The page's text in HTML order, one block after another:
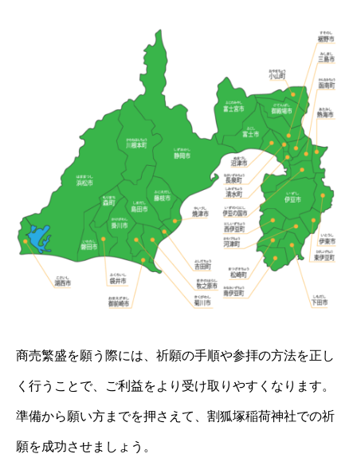
商売繁盛を願う際には、祈願の手順や参拝の方法を正し
く行うことで、ご利益をより受け取りやすくなります。
準備から願い方までを押さえて、割狐塚稲荷神社での祈
願を成功させましょう。